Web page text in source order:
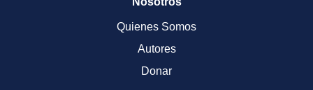
Quienes Somos
Autores
Donar